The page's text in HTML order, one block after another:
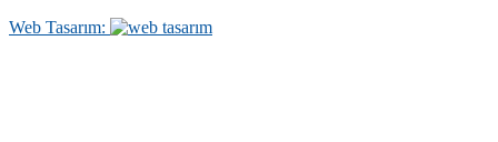
Web Tasarım: